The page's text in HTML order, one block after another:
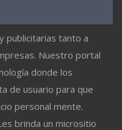
publicitarias tanto a
Nuestro portal
donde los
de usuario para que
personal mente.
brinda un micrositio